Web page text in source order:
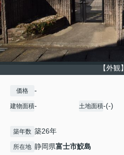
【外観】
価格 -
建物面積- 土地面積-(-)
築年数 築26年
所在地 静岡県富士市鮫島